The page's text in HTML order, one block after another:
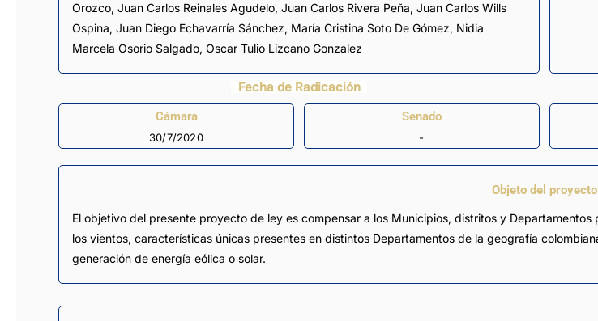
Orozco, Juan Carlos Reinales Agudelo, Juan Carlos Rivera Peña, Juan Carlos Wills
Ospina, Juan Diego Echavarría Sánchez, María Cristina Soto De Gómez, Nidia
Marcela Osorio Salgado, Oscar Tulio Lizcano Gonzalez
Fecha de Radicación
Cámara
30/7/2020
Senado
-
Objeto del proyecto
El objetivo del presente proyecto de ley es compensar a los Municipios, distritos y
los vientos, características únicas presentes en distintos Departamentos de la geografía
generación de energía eólica o solar.